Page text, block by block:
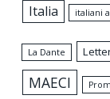
Italia italiani
La Dante
MAECI